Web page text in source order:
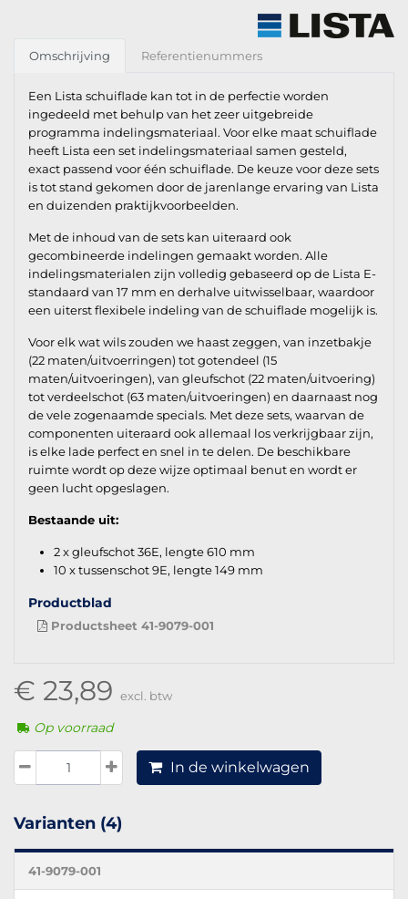
Omschrijving Referentienummers
Een Lista schuiflade kan tot in de perfectie worden
ingedeeld met behulp van het zeer uitgebreide
programma indelingsmateriaal. Voor elke maat schuiflade
heeft Lista een set indelingsmateriaal samen gesteld,
exact passend voor één schuiflade. De keuze voor deze sets
is tot stand gekomen door de jarenlange ervaring van Lista
en duizenden praktijkvoorbeelden.
Met de inhoud van de sets kan uiteraard ook
gecombineerde indelingen gemaakt worden. Alle
indelingsmaterialen zijn volledig gebaseerd op de Lista E-
standaard van 17 mm en derhalve uitwisselbaar, waardoor
een uiterst flexibele indeling van de schuiflade mogelijk is.
Voor elk wat wils zouden we haast zeggen, van inzetbakje
(22 maten/uitvoerringen) tot gotendeel (15
maten/uitvoeringen), van gleufschot (22 maten/uitvoering)
tot verdeelschot (63 maten/uitvoeringen) en daarnaast nog
de vele zogenaamde specials. Met deze sets, waarvan de
componenten uiteraard ook allemaal los verkrijgbaar zijn,
is elke lade perfect en snel in te delen. De beschikbare
ruimte wordt op deze wijze optimaal benut en wordt er
geen lucht opgeslagen.
Bestaande uit:
2 x gleufschot 36E, lengte 610 mm
10 x tussenschot 9E, lengte 149 mm
Productblad
Productsheet 41-9079-001
€ 23,89 excl. btw
Op voorraad
In de winkelwagen
Varianten (4)
41-9079-001